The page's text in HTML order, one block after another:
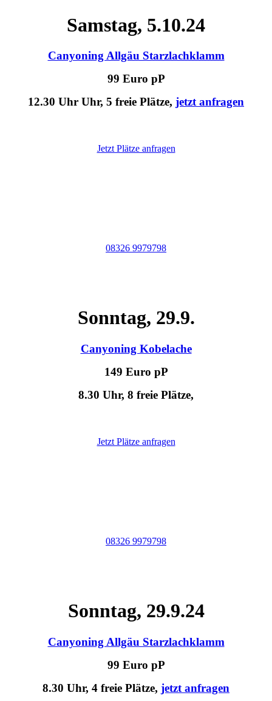
Samstag, 5.10.24
Canyoning Allgäu Starzlachklamm
99 Euro pP
12.30 Uhr Uhr, 5 freie Plätze, jetzt anfragen
Jetzt Plätze anfragen
08326 9979798
Sonntag, 29.9.
Canyoning Kobelache
149 Euro pP
8.30 Uhr, 8 freie Plätze,
Jetzt Plätze anfragen
08326 9979798
Sonntag, 29.9.24
Canyoning Allgäu Starzlachklamm
99 Euro pP
8.30 Uhr, 4 freie Plätze, jetzt anfragen